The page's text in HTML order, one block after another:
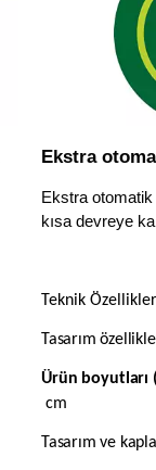
Ekstra
Ekstra
kısa devreye
Teknik Özellikler
Tasarım
Ürün boyutları
cm
Tasarım ve